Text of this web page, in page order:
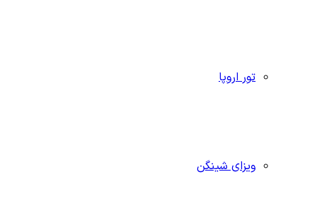
تور اروپا
ویزای شینگن